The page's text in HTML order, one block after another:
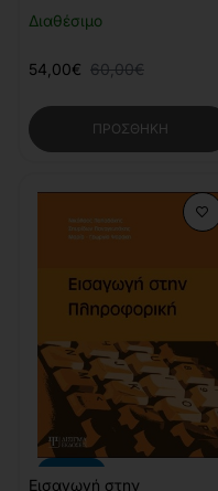
Διαθέσιμο
54,00€ 60,00€
ΠΡΟΣΘΉΚΗ
-20%
Εισαγωγή στην